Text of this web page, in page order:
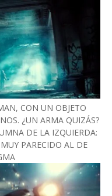
CON UN OBJETO
¿UN ARMA QUIZÁS?
DE LA IZQUIERDA:
PARECIDO AL DE